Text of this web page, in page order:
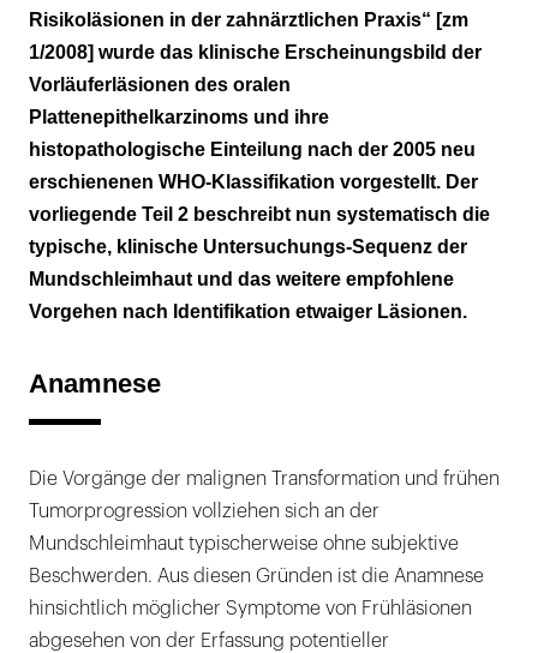
Klinische Untersuchung
Intraorale Inspektion
Intraorale Palpation
Alarmsignal
Probeexzision
Risikoläsionen in der zahnärztlichen Praxis“ [zm
1/2008] wurde das klinische Erscheinungsbild der
Vorläuferläsionen des oralen
Plattenepithelkarzinoms und ihre
histopathologische Einteilung nach der 2005 neu
erschienenen WHO-Klassifikation vorgestellt. Der
vorliegende Teil 2 beschreibt nun systematisch die
typische, klinische Untersuchungs-Sequenz der
Mundschleimhaut und das weitere empfohlene
Vorgehen nach Identifikation etwaiger Läsionen.
Anamnese
Die Vorgänge der malignen Transformation und frühen
Tumorprogression vollziehen sich an der
Mundschleimhaut typischerweise ohne subjektive
Beschwerden. Aus diesen Gründen ist die Anamnese
hinsichtlich möglicher Symptome von Frühläsionen
abgesehen von der Erfassung potentieller